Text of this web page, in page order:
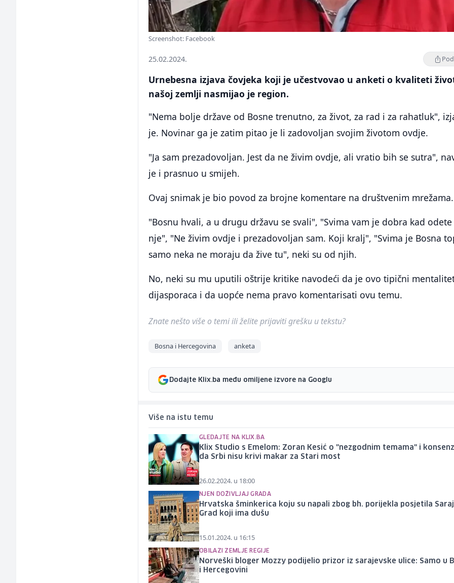
Screenshot: Facebook
25.02.2024.
Urnebesna izjava čovjeka koji je učestvovao u anketi o kvaliteti
našoj zemlji nasmijao je region.
"Nema bolje države od Bosne trenutno, za život, za rad i za rahatluk",
je. Novinar ga je zatim pitao je li zadovoljan svojim životom ovdje.
"Ja sam prezadovoljan. Jest da ne živim ovdje, ali vratio bih se sutra",
je i prasnuo u smijeh.
Ovaj snimak je bio povod za brojne komentare na društvenim mrežama.
"Bosnu hvali, a u drugu državu se svali", "Svima vam je dobra kad odete
nje", "Ne živim ovdje i prezadovoljan sam. Koji kralj", "Svima je Bosna
samo neka ne moraju da žive tu", neki su od njih.
No, neki su mu uputili oštrije kritike navodeći da je ovo tipični
dijasporaca i da uopće nema pravo komentarisati ovu temu.
Znate nešto više o temi ili želite prijaviti grešku u tekstu?
Bosna i Hercegovina anketa
Dodajte Klix.ba među omiljene izvore na Googlu
Više na istu temu
GLEDAJTE NA KLIX.BA
Klix Studio s Emelom: Zoran Kesić o "nezgodnim temama" i
da Srbi nisu krivi makar za Stari most
26.02.2024. u 18:00
NJEN DOŽIVLJAJ GRADA
Hrvatska šminkerica koju su napali zbog bh. porijekla posjetila
Grad koji ima dušu
15.01.2024. u 16:15
OBILAZI ZEMLJE REGIJE
Norveški bloger Mozzy podijelio prizor iz sarajevske ulice: Samo u
i Hercegovini